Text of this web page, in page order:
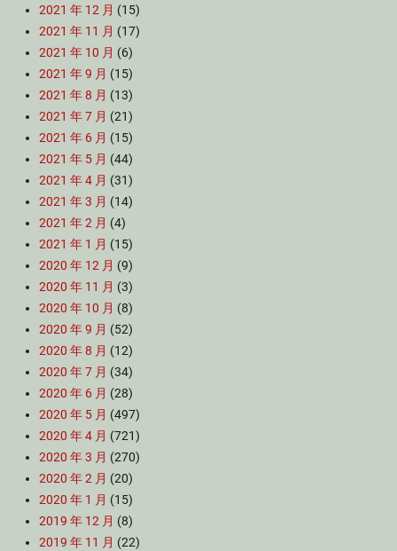
2021 年 12 月 (15)
2021 年 11 月 (17)
2021 年 10 月 (6)
2021 年 9 月 (15)
2021 年 8 月 (13)
2021 年 7 月 (21)
2021 年 6 月 (15)
2021 年 5 月 (44)
2021 年 4 月 (31)
2021 年 3 月 (14)
2021 年 2 月 (4)
2021 年 1 月 (15)
2020 年 12 月 (9)
2020 年 11 月 (3)
2020 年 10 月 (8)
2020 年 9 月 (52)
2020 年 8 月 (12)
2020 年 7 月 (34)
2020 年 6 月 (28)
2020 年 5 月 (497)
2020 年 4 月 (721)
2020 年 3 月 (270)
2020 年 2 月 (20)
2020 年 1 月 (15)
2019 年 12 月 (8)
2019 年 11 月 (22)